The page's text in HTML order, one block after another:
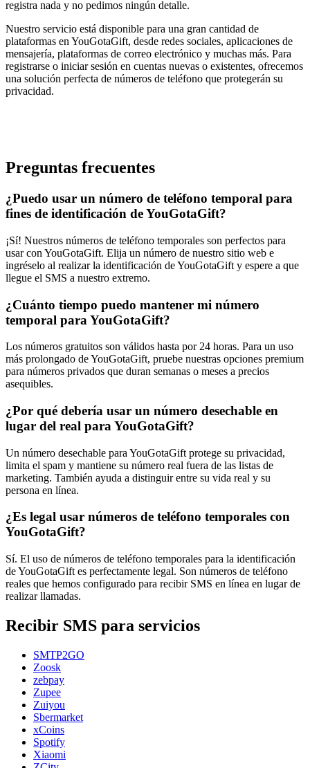
registra nada y no pedimos ningún detalle.
Nuestro servicio está disponible para una gran cantidad de
plataformas en YouGotaGift, desde redes sociales, aplicaciones de
mensajería, plataformas de correo electrónico y muchas más. Para
registrarse o iniciar sesión en cuentas nuevas o existentes, ofrecemos
una solución perfecta de números de teléfono que protegerán su
privacidad.
Preguntas frecuentes
¿Puedo usar un número de teléfono temporal para
fines de identificación de YouGotaGift?
¡Sí! Nuestros números de teléfono temporales son perfectos para
usar con YouGotaGift. Elija un número de nuestro sitio web e
ingréselo al realizar la identificación de YouGotaGift y espere a que
llegue el SMS a nuestro extremo.
¿Cuánto tiempo puedo mantener mi número
temporal para YouGotaGift?
Los números gratuitos son válidos hasta por 24 horas. Para un uso
más prolongado de YouGotaGift, pruebe nuestras opciones premium
para números privados que duran semanas o meses a precios
asequibles.
¿Por qué debería usar un número desechable en
lugar del real para YouGotaGift?
Un número desechable para YouGotaGift protege su privacidad,
limita el spam y mantiene su número real fuera de las listas de
marketing. También ayuda a distinguir entre su vida real y su
persona en línea.
¿Es legal usar números de teléfono temporales con
YouGotaGift?
Sí. El uso de números de teléfono temporales para la identificación
de YouGotaGift es perfectamente legal. Son números de teléfono
reales que hemos configurado para recibir SMS en línea en lugar de
realizar llamadas.
Recibir SMS para servicios
SMTP2GO
Zoosk
zebpay
Zupee
Zuiyou
Sbermarket
xCoins
Spotify
Xiaomi